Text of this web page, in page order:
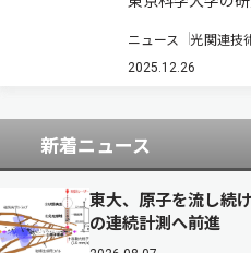
型光触媒を開発
ーンなエネルギ
ニュース 光関連技
2025.12.26
新着ニュース
東大、原子を流し続
の連続計測へ前進